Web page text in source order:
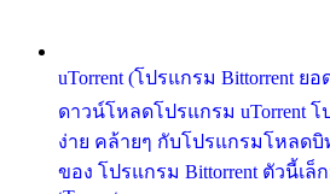
uTorrent (โปรแกรม Bittorrent ย
ดาวน์โหลดโปรแกรม uTorrent โ
ง่าย คล้ายๆ กับโปรแกรมโหลดบิ
ของ โปรแกรม Bittorrent ตัวนี้เล็